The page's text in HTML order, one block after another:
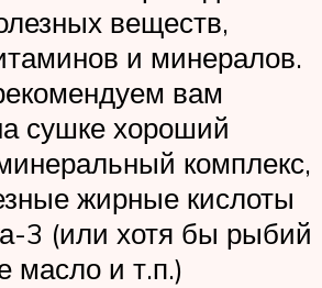
веществ,
и минералов.
вам
сушке хороший
комплекс,
жирные кислоты
3 (или хотя бы рыбий
масло и т.п.)